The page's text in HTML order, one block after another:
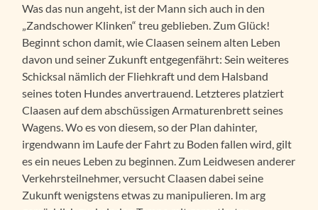
Was das nun angeht, ist der Mann sich auch in den
„Zandschower Klinken“ treu geblieben. Zum Glück!
Beginnt schon damit, wie Claasen seinem alten Leben
davon und seiner Zukunft entgegenfährt: Sein weiteres
Schicksal nämlich der Fliehkraft und dem Halsband
seines toten Hundes anvertrauend. Letzteres platziert
Claasen auf dem abschüssigen Armaturenbrett seines
Wagens. Wo es von diesem, so der Plan dahinter,
irgendwann im Laufe der Fahrt zu Boden fallen wird, gilt
es ein neues Leben zu beginnen. Zum Leidwesen anderer
Verkehrsteilnehmer, versucht Claasen dabei seine
Zukunft wenigstens etwas zu manipulieren. Im arg